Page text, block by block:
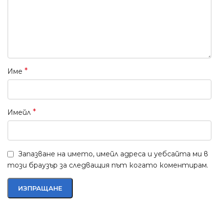
Име *
Имейл *
Запазване на името, имейл адреса и уебсайта ми в
този браузър за следващия път когато коментирам.